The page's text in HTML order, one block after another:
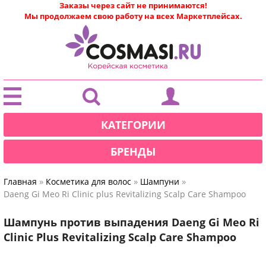
|
Заказы через сайт не принимаются!
Мы продолжаем свою работу на всех Маркетплейсах.
КАТЕГОРИИ
БРЕНДЫ
Главная » Косметика для волос » Шампуни »
Daeng Gi Meo Ri Clinic plus Revitalizing Scalp Care Shampoo
Шампунь против выпадения Daeng Gi Meo Ri
Clinic Plus Revitalizing Scalp Care Shampoo